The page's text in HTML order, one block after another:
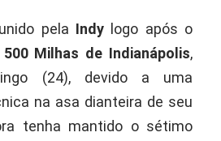
pela Indylogo após o
500 Milhas de Indianápolis,
(24), devido a uma
na asa dianteira de seu
tenha mantido o sétimo